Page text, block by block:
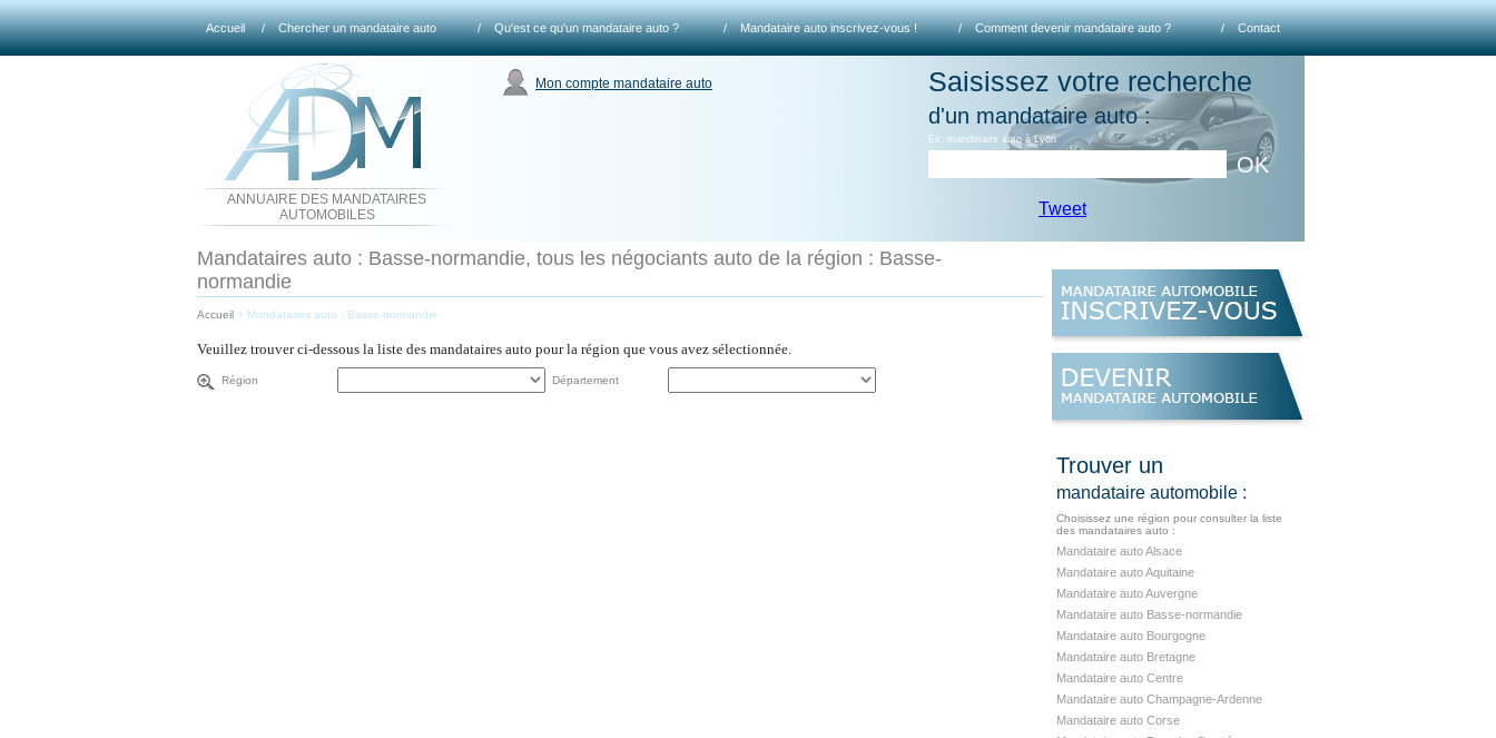
Accueil / Chercher un mandataire auto / Qu'est ce qu'un mandataire auto ? / Mandataire auto inscrivez-vous ! / Comment devenir mandataire auto ? / Contact
ANNUAIRE DES MANDATAIRES
AUTOMOBILES
Mon compte mandataire auto Saisissez votre recherche
d'un mandataire auto :
Ex: mandataire auto à Lyon
OK
Tweet
Mandataires auto : Basse-normandie, tous les négociants auto de la région : Basse-
normandie
Accueil > Mandataires auto : Basse-normandie
Veuillez trouver ci-dessous la liste des mandataires auto pour la région que vous avez sélectionnée.
Région Département
Trouver un
mandataire automobile :
Choisissez une région pour consulter la liste
des mandataires auto :
Mandataire auto Alsace
Mandataire auto Aquitaine
Mandataire auto Auvergne
Mandataire auto Basse-normandie
Mandataire auto Bourgogne
Mandataire auto Bretagne
Mandataire auto Centre
Mandataire auto Champagne-Ardenne
Mandataire auto Corse